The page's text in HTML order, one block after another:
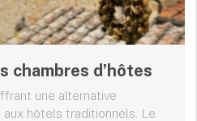
chambres d’hôtes
une alternative
hôtels traditionnels. Le